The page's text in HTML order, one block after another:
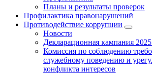
Планы и результаты проверок
Профилактика правонарушений
Противодействие коррупции
Новости
Декларационная кампания 2025
Комиссия по соблюдению
служебному поведению и
конфликта интересов